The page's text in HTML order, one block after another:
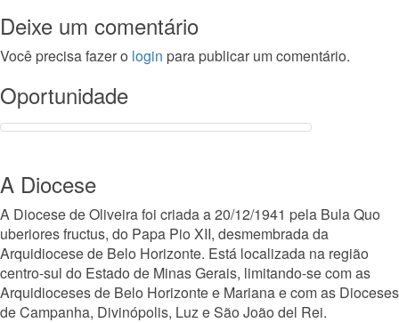
Deixe um comentário
Você precisa fazer o login para publicar um comentário.
Oportunidade
A Diocese
A Diocese de Oliveira foi criada a 20/12/1941 pela Bula Quo
uberiores fructus, do Papa Pio XII, desmembrada da
Arquidiocese de Belo Horizonte. Está localizada na região
centro-sul do Estado de Minas Gerais, limitando-se com as
Arquidioceses de Belo Horizonte e Mariana e com as Dioceses
de Campanha, Divinópolis, Luz e São João del Rei.